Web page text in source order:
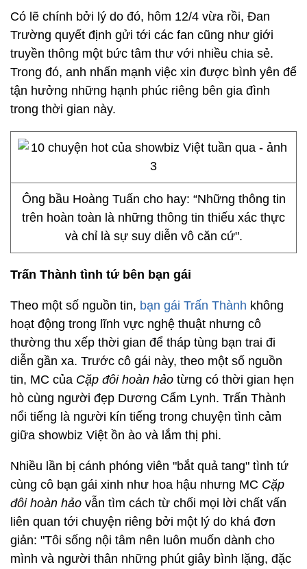
Có lẽ chính bởi lý do đó, hôm 12/4 vừa rồi, Đan
Trường quyết định gửi tới các fan cũng như giới
truyền thông một bức tâm thư với nhiều chia sẻ.
Trong đó, anh nhấn mạnh việc xin được bình yên để
tận hưởng những hạnh phúc riêng bên gia đình
trong thời gian này.
Ông bầu Hoàng Tuấn cho hay: “Những thông tin
trên hoàn toàn là những thông tin thiếu xác thực
và chỉ là sự suy diễn vô căn cứ".
Trấn Thành tình tứ bên bạn gái
Theo một số nguồn tin, bạn gái Trấn Thành không
hoạt động trong lĩnh vực nghệ thuật nhưng cô
thường thu xếp thời gian để tháp tùng bạn trai đi
diễn gần xa. Trước cô gái này, theo một số nguồn
tin, MC của Cặp đôi hoàn hảo từng có thời gian hẹn
hò cùng người đẹp Dương Cẩm Lynh. Trấn Thành
nổi tiếng là người kín tiếng trong chuyện tình cảm
giữa showbiz Việt ồn ào và lắm thị phi.
Nhiều lần bị cánh phóng viên "bắt quả tang" tình tứ
cùng cô bạn gái xinh như hoa hậu nhưng MC Cặp
đôi hoàn hảo vẫn tìm cách từ chối mọi lời chất vấn
liên quan tới chuyện riêng bởi một lý do khá đơn
giản: "Tôi sống nội tâm nên luôn muốn dành cho
mình và người thân những phút giây bình lặng, đặc